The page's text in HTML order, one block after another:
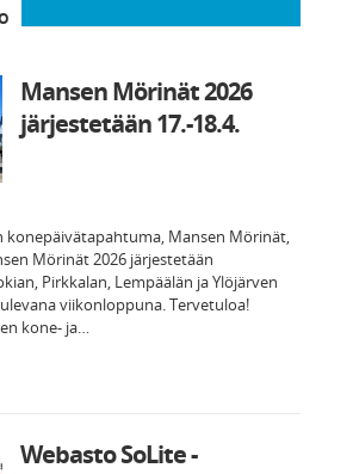
Mansen Mörinät 2026
järjestetään 17.-18.4.
konepäivätapahtuma, Mansen Mörinät,
Mörinät 2026 järjestetään
Pirkkalan, Lempäälän ja Ylöjärven
viikonloppuna. Tervetuloa!
kone- ja…
Webasto SoLite -